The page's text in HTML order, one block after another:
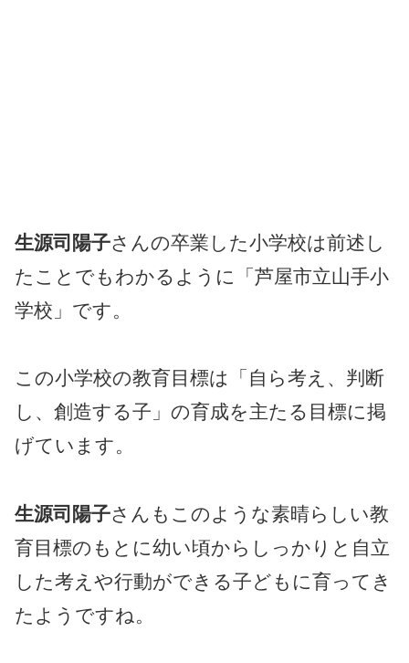
生源司陽子さんの卒業した小学校は前述し
たことでもわかるように「芦屋市立山手小
学校」です。
この小学校の教育目標は「自ら考え、判断
し、創造する子」の育成を主たる目標に掲
げています。
生源司陽子さんもこのような素晴らしい教
育目標のもとに幼い頃からしっかりと自立
した考えや行動ができる子どもに育ってき
たようですね。